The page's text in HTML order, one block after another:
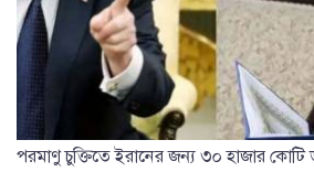
পরমাণু চুক্তিতে ইরানের জন্য ৩০ হাজার কোটি